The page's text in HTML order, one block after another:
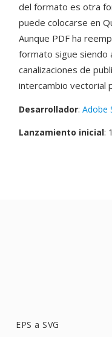
del formato es otra
puede colocarse en
Aunque PDF ha
formato sigue siendo
canalizaciones de
intercambio vectorial
Desarrollador: Adobe
Lanzamiento inicial:
EPS a SVG